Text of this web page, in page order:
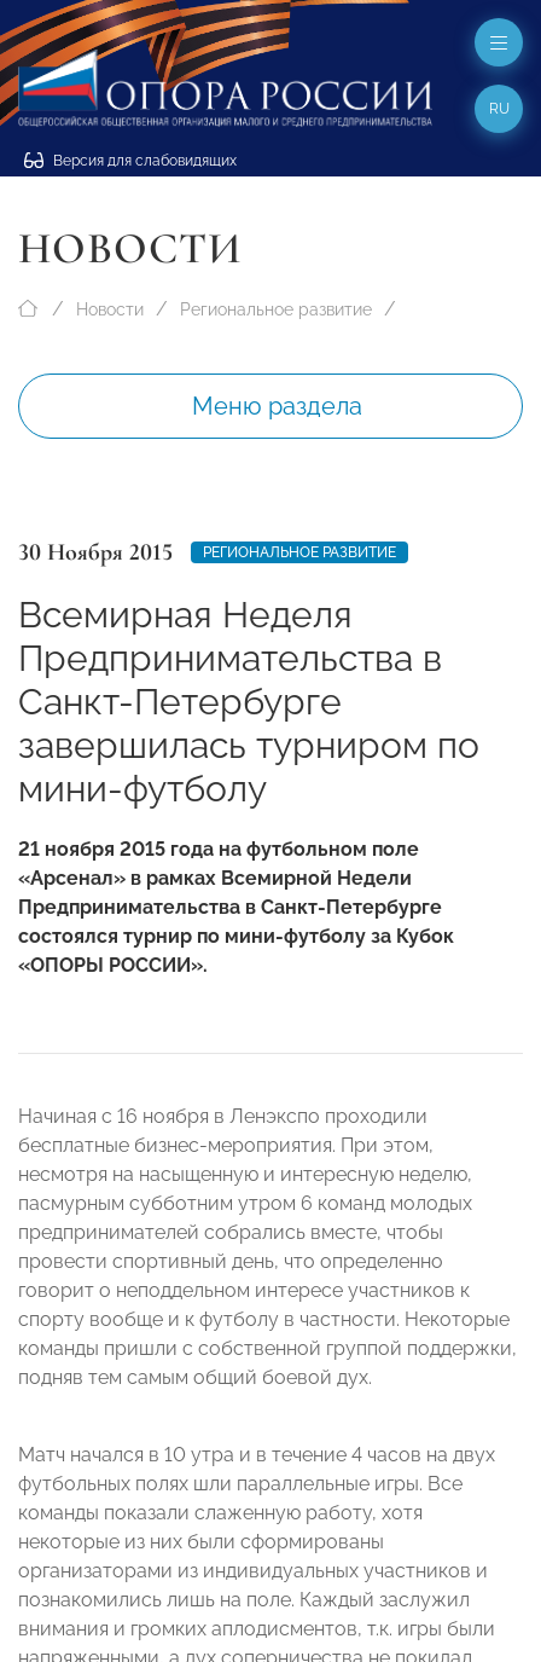
Версия для слабовидящих
RU
НОВОСТИ
Новости Региональное развитие
Меню раздела
30 Ноября 2015 РЕГИОНАЛЬНОЕ РАЗВИТИЕ
Всемирная Неделя
Предпринимательства в
Санкт-Петербурге
завершилась турниром по
мини-футболу
21 ноября 2015 года на футбольном поле
«Арсенал» в рамках Всемирной Недели
Предпринимательства в Санкт-Петербурге
состоялся турнир по мини-футболу за Кубок
«ОПОРЫ РОССИИ».
Начиная с 16 ноября в Ленэкспо проходили
бесплатные бизнес-мероприятия. При этом,
несмотря на насыщенную и интересную неделю,
пасмурным субботним утром 6 команд молодых
предпринимателей собрались вместе, чтобы
провести спортивный день, что определенно
говорит о неподдельном интересе участников к
спорту вообще и к футболу в частности. Некоторые
команды пришли с собственной группой поддержки,
подняв тем самым общий боевой дух.
Матч начался в 10 утра и в течение 4 часов на двух
футбольных полях шли параллельные игры. Все
команды показали слаженную работу, хотя
некоторые из них были сформированы
организаторами из индивидуальных участников и
познакомились лишь на поле. Каждый заслужил
внимания и громких аплодисментов, т.к. игры были